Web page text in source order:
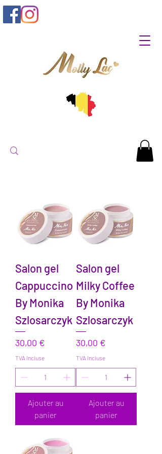
Salon gel
Cappuccino
By Monika
Szlosarczyk
Prix
30,00 €
TVA Incluse
Ajouter au
panier
Salon gel
Milky Coffee
By Monika
Szlosarczyk
Prix
30,00 €
TVA Incluse
Ajouter au
panier